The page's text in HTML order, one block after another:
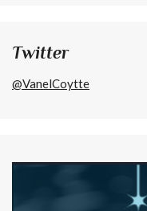
Twitter
@VanelCoytte